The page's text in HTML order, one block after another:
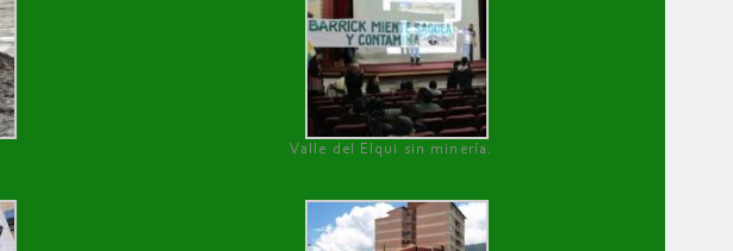
Valle del Elqui sin minería.